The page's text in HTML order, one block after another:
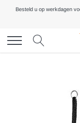
inhoud
Besteld u op werkdagen